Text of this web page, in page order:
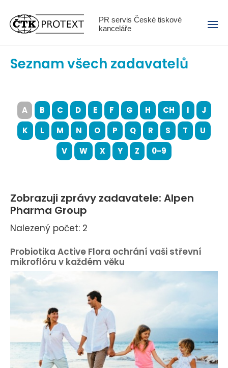
PR servis České tiskové
kanceláře
Menu
Seznam všech zadavatelů
A B C D E F G H CH I
J
K
L M N O P Q R S T
U
V
W X Y Z 0-9
Zobrazuji zprávy zadavatele: Alpen
Pharma Group
Nalezený počet: 2
Probiotika Active Flora ochrání vaši střevní
mikroflóru v každém věku